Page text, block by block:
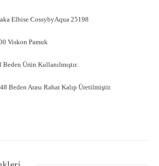
Elbise CossybyAqua 25198
Viskon Pamuk
Ürün Kullanılmıştır.
Beden Arası Rahat Kalıp Üretilmiştir.